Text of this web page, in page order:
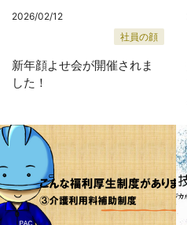
2026/02/12
社員の顔
新年顔よせ会が開催されま
した！